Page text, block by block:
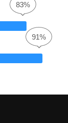
83%
91%